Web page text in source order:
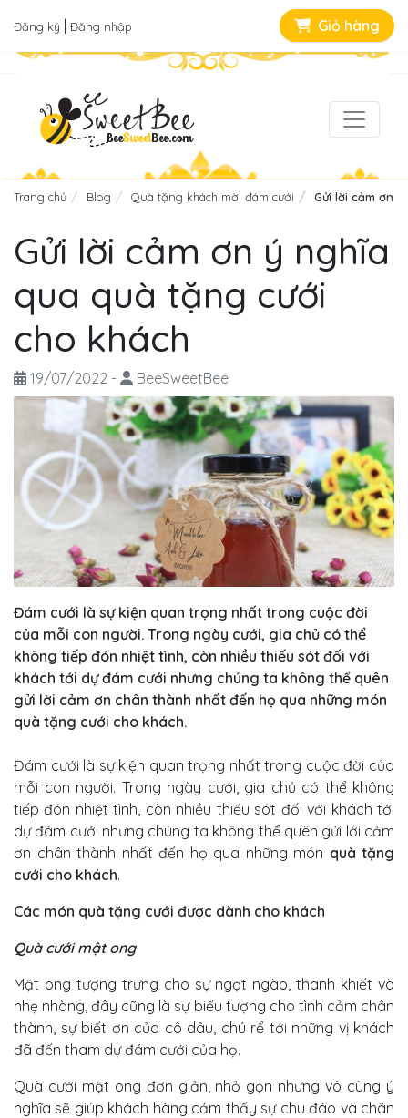
Đăng ký Đăng nhập Giỏ hàng
Trang chủ Blog Quà tặng khách mời đám cưới Gửi lời cảm ơn
Gửi lời cảm ơn ý nghĩa
qua quà tặng cưới
cho khách
19/07/2022 - BeeSweetBee
Đám cưới là sự kiện quan trọng nhất trong cuộc đời
của mỗi con người. Trong ngày cưới, gia chủ có thể
không tiếp đón nhiệt tình, còn nhiều thiếu sót đối với
khách tới dự đám cưới nhưng chúng ta không thể quên
gửi lời cảm ơn chân thành nhất đến họ qua những món
quà tặng cưới cho khách.
Đám cưới là sự kiện quan trọng nhất trong cuộc đời của
mỗi con người. Trong ngày cưới, gia chủ có thể không
tiếp đón nhiệt tình, còn nhiều thiếu sót đối với khách tới
dự đám cưới nhưng chúng ta không thể quên gửi lời cảm
ơn chân thành nhất đến họ qua những món quà tặng
cưới cho khách.
Các món quà tặng cưới được dành cho khách
Quà cưới mật ong
Mật ong tượng trưng cho sự ngọt ngào, thanh khiết và
nhẹ nhàng, đây cũng là sự biểu tượng cho tình cảm chân
thành, sự biết ơn của cô dâu, chú rể tới những vị khách
đã đến tham dự đám cưới của họ.
Quà cưới mật ong đơn giản, nhỏ gọn nhưng vô cùng ý
nghĩa sẽ giúp khách hàng cảm thấy sự chu đáo và chân